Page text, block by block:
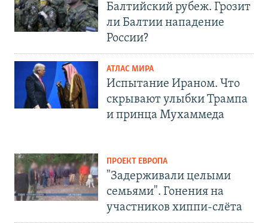
Балтийский рубеж. Грозит
ли Балтии нападение
России?
АТЛАС МИРА
Испытание Ираном. Что
скрывают улыбки Трампа
и принца Мухаммеда
ПРОЕКТ ЕВРОПА
"Задерживали целыми
семьями". Гонения на
участников хиппи-слёта